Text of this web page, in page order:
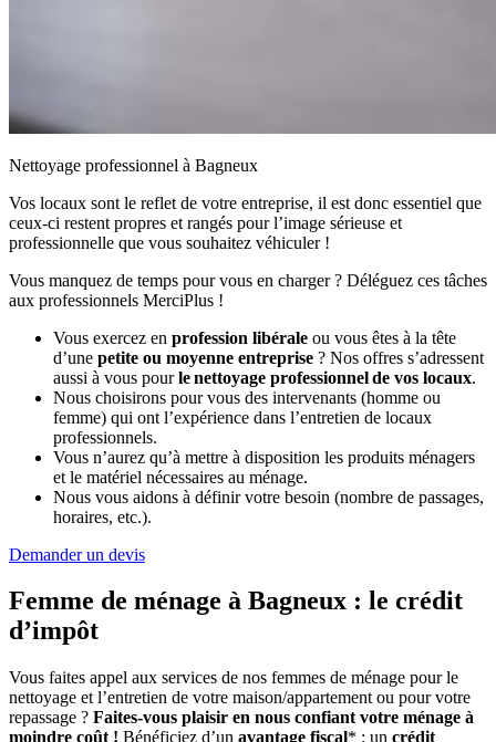
Nettoyage professionnel à Bagneux
Vos locaux sont le reflet de votre entreprise, il est donc essentiel que
ceux-ci restent propres et rangés pour l’image sérieuse et
professionnelle que vous souhaitez véhiculer !
Vous manquez de temps pour vous en charger ? Déléguez ces tâches
aux professionnels MerciPlus !
Vous exercez en profession libérale ou vous êtes à la tête
d’une petite ou moyenne entreprise ? Nos offres s’adressent
aussi à vous pourle nettoyage professionnel de vos locaux.
Nous choisirons pour vous des intervenants (homme ou
femme) qui ont l’expérience dans l’entretien de locaux
professionnels.
Vous n’aurez qu’à mettre à disposition les produits ménagers
et le matériel nécessaires au ménage.
Nous vous aidons à définir votre besoin (nombre de passages,
horaires, etc.).
Demander un devis
Femme de ménage à Bagneux : le crédit
d’impôt
Vous faites appel aux services de nos femmes de ménage pour le
nettoyage et l’entretien de votre maison/appartement ou pour votre
repassage ? Faites-vous plaisir en nous confiant votre ménage à
moindre coût ! Bénéficiez d’un avantage fiscal* : un crédit